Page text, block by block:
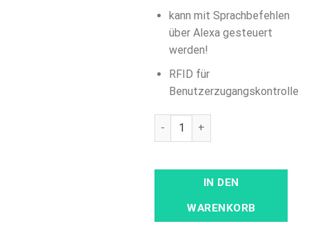
kann mit Sprachbefehlen
über Alexa gesteuert
werden!
RFID für
Benutzerzugangskontrolle
V2C Trydan 22kW PRO - RFID,
IN DEN
WARENKORB